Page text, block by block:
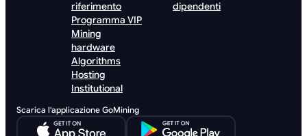
riferimento
Programma VIP
Mining
hardware
Algorithms
Hosting
Institutional
dipendenti
Scarica l'applicazione GoMining